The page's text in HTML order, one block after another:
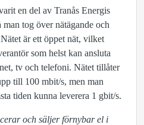
en del av Tranås Energis
tog över nätägande och
är ett öppet nät, vilket
som helst kan ansluta
tv och telefoni. Nätet tillåter
till 100 mbit/s, men man
tiden kunna leverera 1 gbit/s.
och säljer förnybar el i